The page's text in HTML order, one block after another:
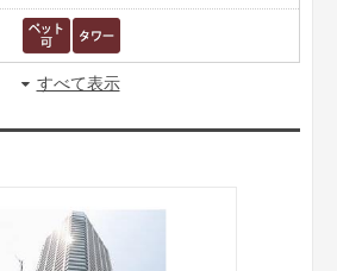
すべて表示